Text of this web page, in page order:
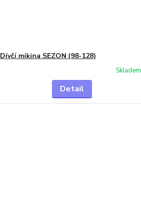
Dívčí mikina SEZON (98-128)
Skladem
Detail